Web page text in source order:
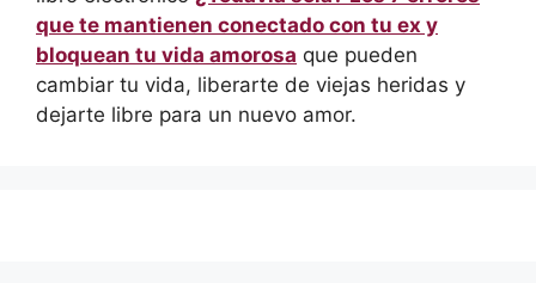
que te mantienen conectado con tu ex y
bloquean tu vida amorosa que pueden
cambiar tu vida, liberarte de viejas heridas y
dejarte libre para un nuevo amor.